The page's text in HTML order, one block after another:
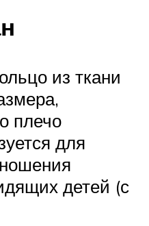
из ткани
плечо
для
детей (с